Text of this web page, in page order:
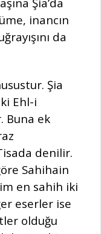
inancın
da
Şia
Ehl-i
Buna ek
denilir.
Sahihain
en sahih iki
eserler ise
olduğu